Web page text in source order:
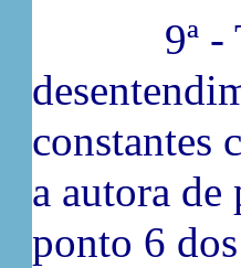
9ª -
constantes
a autora de
ponto 6